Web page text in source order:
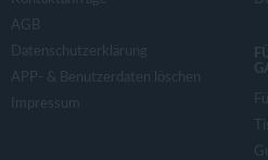
AGB
Datenschutzerklärung
APP- & Benutzerdaten löschen
Impressum